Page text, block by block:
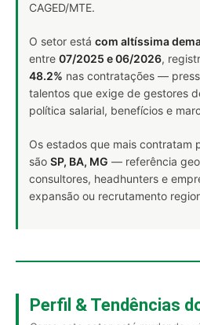
CAGED/MTE.
O setor está com altíssima
entre 07/2025 e 06/2026,
48.2% nas contratações —
talentos que exige de gestores
política salarial, benefícios e
Os estados que mais contratam
são SP, BA, MG — referência
consultores, headhunters e
expansão ou recrutamento
Perfil & Tendências